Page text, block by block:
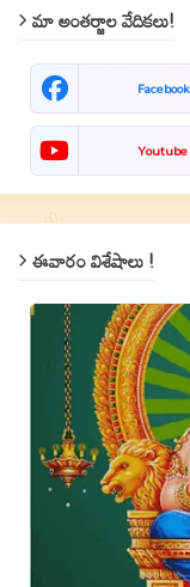
మా అంతర్జాల వేదికలు!
Facebook
Youtube
ఈవారం విశేషాలు !